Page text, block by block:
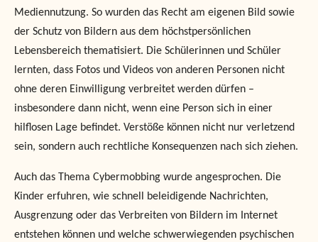
Mediennutzung. So wurden das Recht am eigenen Bild sowie
der Schutz von Bildern aus dem höchstpersönlichen
Lebensbereich thematisiert. Die Schülerinnen und Schüler
lernten, dass Fotos und Videos von anderen Personen nicht
ohne deren Einwilligung verbreitet werden dürfen –
insbesondere dann nicht, wenn eine Person sich in einer
hilflosen Lage befindet. Verstöße können nicht nur verletzend
sein, sondern auch rechtliche Konsequenzen nach sich ziehen.
Auch das Thema Cybermobbing wurde angesprochen. Die
Kinder erfuhren, wie schnell beleidigende Nachrichten,
Ausgrenzung oder das Verbreiten von Bildern im Internet
entstehen können und welche schwerwiegenden psychischen